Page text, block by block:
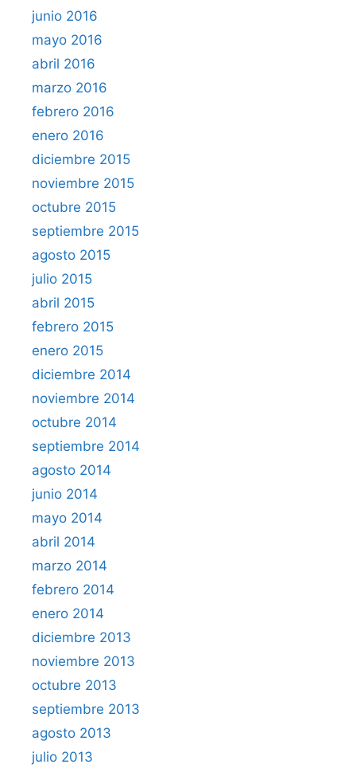
junio 2016
mayo 2016
abril 2016
marzo 2016
febrero 2016
enero 2016
diciembre 2015
noviembre 2015
octubre 2015
septiembre 2015
agosto 2015
julio 2015
abril 2015
febrero 2015
enero 2015
diciembre 2014
noviembre 2014
octubre 2014
septiembre 2014
agosto 2014
junio 2014
mayo 2014
abril 2014
marzo 2014
febrero 2014
enero 2014
diciembre 2013
noviembre 2013
octubre 2013
septiembre 2013
agosto 2013
julio 2013